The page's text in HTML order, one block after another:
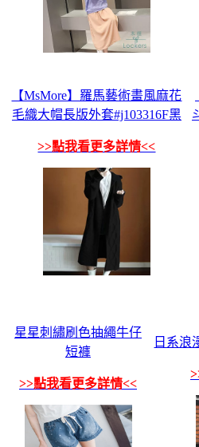
【MsMore】羅馬藝術畫風麻花
毛織大帽長版外套#j103316F黑
>>點我看更多詳情<<
星星刺繡刷色抽繩牛仔
短褲
>>點我看更多詳情<<
日系浪